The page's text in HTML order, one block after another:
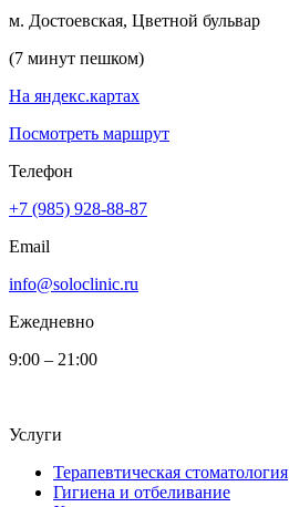
м. Достоевская, Цветной бульвар
(7 минут пешком)
На яндекс.картах
Посмотреть маршрут
Телефон
+7 (985) 928-88-87
Email
info@soloclinic.ru
Ежедневно
9:00 – 21:00
Услуги
Терапевтическая стоматология
Гигиена и отбеливание